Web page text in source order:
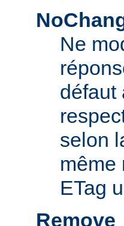
Ne
défaut
selon
même
ETag
Remove